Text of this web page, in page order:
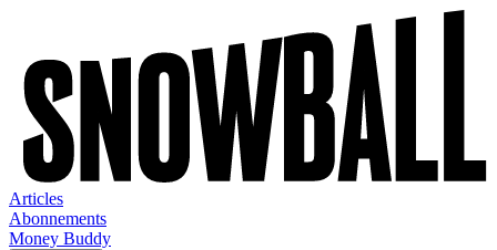
Articles
Abonnements
Money Buddy